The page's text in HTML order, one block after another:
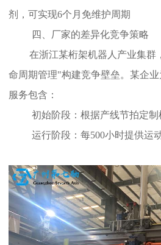
剂，可实现6个月免维护周期
四、厂家的差异化竞争策略
在浙江某桁架机器人产业集群
命周期管理"构建竞争壁垒。某企
服务包含：
初始阶段：根据产线节拍定制
运行阶段：每500小时提供运